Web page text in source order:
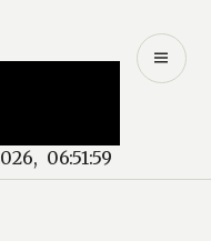
06:51:59
Il "dio"